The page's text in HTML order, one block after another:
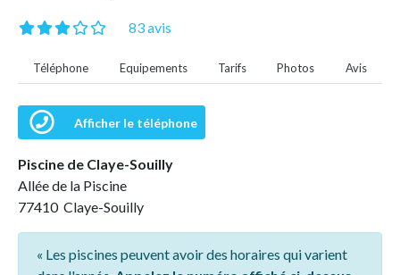
83 avis
Téléphone Equipements Tarifs Photos Avis
Afficher le téléphone
Piscine de Claye-Souilly
Allée de la Piscine
77410 Claye-Souilly
« Les piscines peuvent avoir des horaires qui varient